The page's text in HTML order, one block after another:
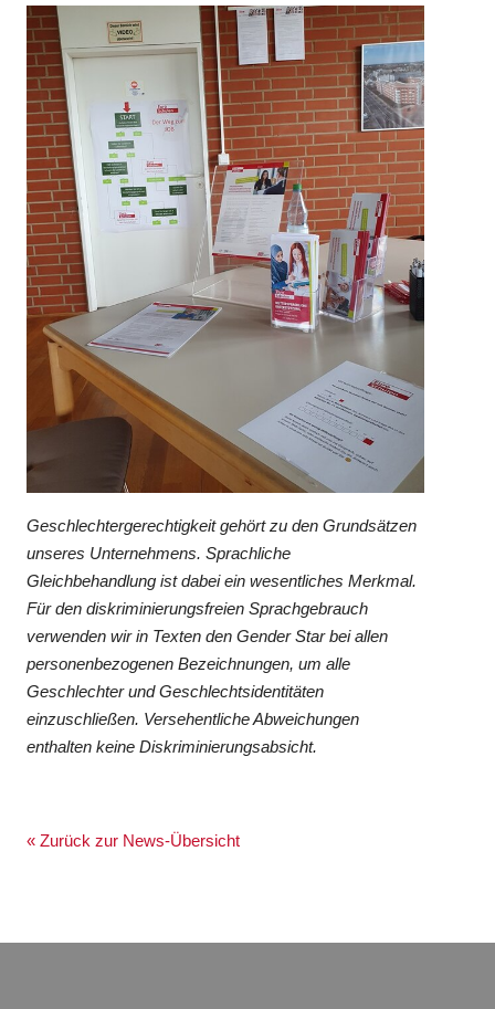
Geschlechtergerechtigkeit gehört zu den Grundsätzen
unseres Unternehmens. Sprachliche
Gleichbehandlung ist dabei ein wesentliches Merkmal.
Für den diskriminierungsfreien Sprachgebrauch
verwenden wir in Texten den Gender Star bei allen
personenbezogenen Bezeichnungen, um alle
Geschlechter und Geschlechtsidentitäten
einzuschließen. Versehentliche Abweichungen
enthalten keine Diskriminierungsabsicht.
« Zurück zur News-Übersicht